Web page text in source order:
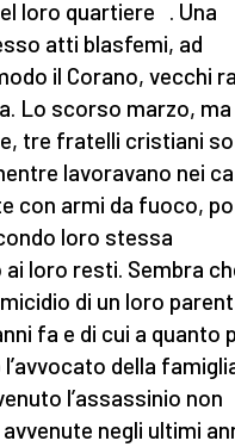
loro quartiere . Una
atti blasfemi, ad
il Corano, vecchi
Lo scorso marzo, ma
tre fratelli cristiani
lavoravano nei
con armi da fuoco,
loro stessa
loro resti. Sembra
di un loro
fa e di cui a quanto
della
l’assassinio non
negli ultimi